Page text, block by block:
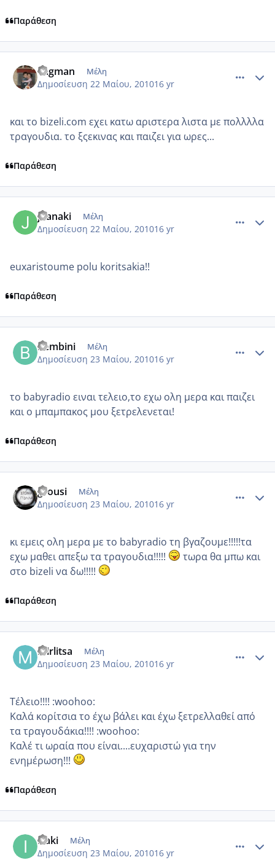
Παράθεση
vagman Μέλη
Δημοσίευση 22 Μαίου, 201016 yr
και το bizeli.com εχει κατω αριστερα λιστα με πολλλλα
τραγουδια. το ξςεκινας και παιζει για ωρες...
Παράθεση
joanaki Μέλη
Δημοσίευση 22 Μαίου, 201016 yr
euxaristoume polu koritsakia!!
Παράθεση
bembini Μέλη
Δημοσίευση 23 Μαίου, 201016 yr
το babyradio ειναι τελειο,το εχω ολη μερα και παιζει
και ο μπαμπακος μου ξετρελενεται!
Παράθεση
grousi Μέλη
Δημοσίευση 23 Μαίου, 201016 yr
κι εμεις ολη μερα με το babyradio τη βγαζουμε!!!!!τα
εχω μαθει απεξω τα τραγουδια!!!!!
τωρα θα μπω και
στο bizeli να δω!!!!!
Παράθεση
mirlitsa Μέλη
Δημοσίευση 23 Μαίου, 201016 yr
Τέλειο!!!! :woohoo:
Καλά κορίτσια το έχω βάλει και έχω ξετρελλαθεί από
τα τραγουδάκια!!!! :woohoo:
Καλέ τι ωραία που είναι....ευχαριστώ για την
ενημέρωση!!!
Παράθεση
izaki Μέλη
Δημοσίευση 23 Μαίου, 201016 yr